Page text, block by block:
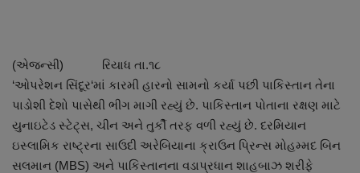
જુનાગઢ
Support US
બજારના સમાચાર
(એજન્સી) રિયાધ તા.૧૮
‘ઓપરેશન સિંદૂર‘માં કારમી હારનો સામનો કર્યા પછી પાકિસ્તાન તેના
પાડોશી દેશો પાસેથી ભીગ માગી રહ્યું છે. પાકિસ્તાન પોતાના રક્ષણ માટે
યુનાઇટેડ સ્ટેટ્સ, ચીન અને તુર્કી તરફ વળી રહ્યું છે. દરમિયાન
ઇસ્લામિક રાષ્ટ્રના સાઉદી અરેબિયાના ક્રાઉન પ્રિન્સ મોહમ્મદ બિન
સલમાન (MBS) અને પાકિસ્તાનના વડાપ્રધાન શાહબાઝ શરીફે